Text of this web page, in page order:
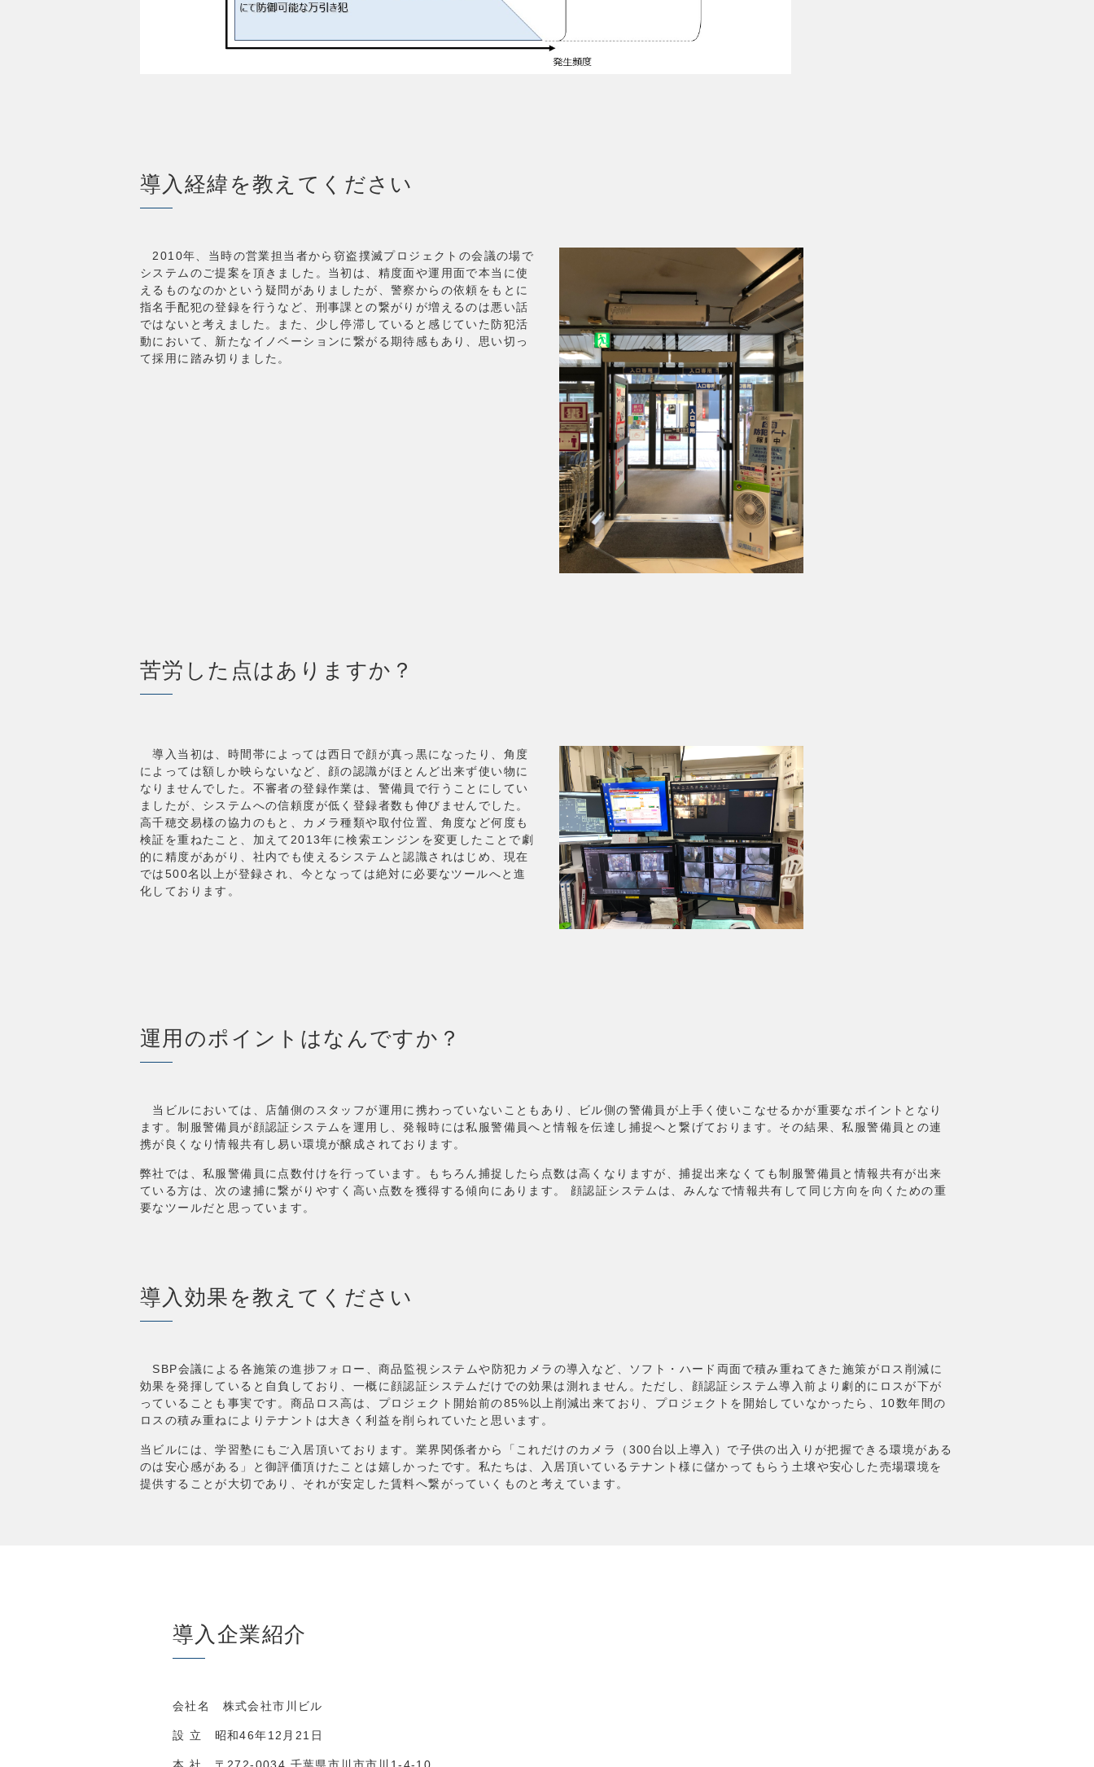
導入経緯を教えてください
2010年、当時の営業担当者から窃盗撲滅プロジェクトの会議の場で
システムのご提案を頂きました。当初は、精度面や運用面で本当に使
えるものなのかという疑問がありましたが、警察からの依頼をもとに
指名手配犯の登録を行うなど、刑事課との繋がりが増えるのは悪い話
ではないと考えました。また、少し停滞していると感じていた防犯活
動において、新たなイノベーションに繋がる期待感もあり、思い切っ
て採用に踏み切りました。
苦労した点はありますか？
導入当初は、時間帯によっては西日で顔が真っ黒になったり、角度
によっては額しか映らないなど、顔の認識がほとんど出来ず使い物に
なりませんでした。不審者の登録作業は、警備員で行うことにしてい
ましたが、システムへの信頼度が低く登録者数も伸びませんでした。
高千穂交易様の協力のもと、カメラ種類や取付位置、角度など何度も
検証を重ねたこと、加えて2013年に検索エンジンを変更したことで劇
的に精度があがり、社内でも使えるシステムと認識されはじめ、現在
では500名以上が登録され、今となっては絶対に必要なツールへと進
化しております。
運用のポイントはなんですか？
当ビルにおいては、店舗側のスタッフが運用に携わっていないこともあり、ビル側の警備員が上手く使いこなせるかが重要なポイントとなり
ます。制服警備員が顔認証システムを運用し、発報時には私服警備員へと情報を伝達し捕捉へと繋げております。その結果、私服警備員との連
携が良くなり情報共有し易い環境が醸成されております。
弊社では、私服警備員に点数付けを行っています。もちろん捕捉したら点数は高くなりますが、捕捉出来なくても制服警備員と情報共有が出来
ている方は、次の逮捕に繋がりやすく高い点数を獲得する傾向にあります。 顔認証システムは、みんなで情報共有して同じ方向を向くための重
要なツールだと思っています。
導入効果を教えてください
SBP会議による各施策の進捗フォロー、商品監視システムや防犯カメラの導入など、ソフト・ハード両面で積み重ねてきた施策がロス削減に
効果を発揮していると自負しており、一概に顔認証システムだけでの効果は測れません。ただし、顔認証システム導入前より劇的にロスが下が
っていることも事実です。商品ロス高は、プロジェクト開始前の85%以上削減出来ており、プロジェクトを開始していなかったら、10数年間の
ロスの積み重ねによりテナントは大きく利益を削られていたと思います。
当ビルには、学習塾にもご入居頂いております。業界関係者から「これだけのカメラ（300台以上導入）で子供の出入りが把握できる環境がある
のは安心感がある」と御評価頂けたことは嬉しかったです。私たちは、入居頂いているテナント様に儲かってもらう土壌や安心した売場環境を
提供することが大切であり、それが安定した賃料へ繋がっていくものと考えています。
導入企業紹介
会社名 株式会社市川ビル
設 立 昭和46年12月21日
本 社 〒272-0034 千葉県市川市市川1-4-10